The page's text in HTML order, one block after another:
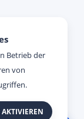
Betrieb der
von